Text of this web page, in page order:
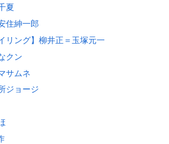
夏
住紳一郎
リング】柳井正＝玉塚元一
クン
サムネ
ジョージ